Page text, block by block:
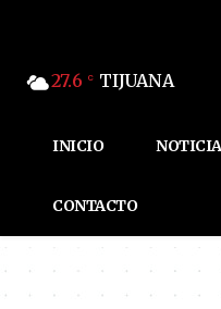
27.6 C TIJUANA
INICIO
CONTACTO